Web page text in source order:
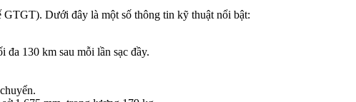
Dưới đây là một số thông tin kỹ thuật nổi bật:
130 km sau mỗi lần sạc đầy.